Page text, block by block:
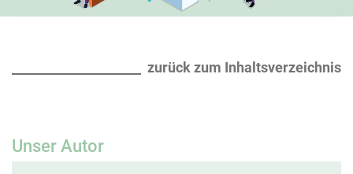
zurück zum Inhaltsverzeichnis
Unser Autor